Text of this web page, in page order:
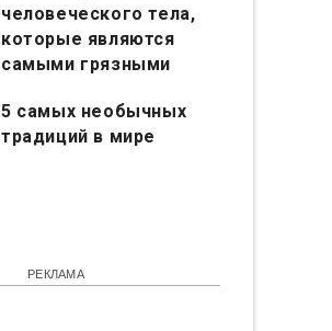
человеческого тела,
которые являются
самыми грязными
5 самых необычных
традиций в мире
РЕКЛАМА